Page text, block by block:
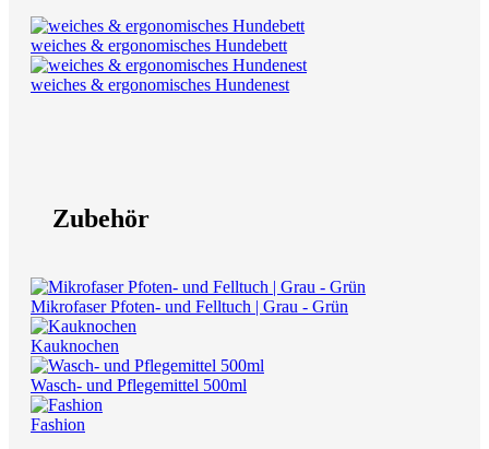
weiches & ergonomisches Hundebett
weiches & ergonomisches Hundenest
Zubehör
Mikrofaser Pfoten- und Felltuch | Grau - Grün
Kauknochen
Wasch- und Pflegemittel 500ml
Fashion